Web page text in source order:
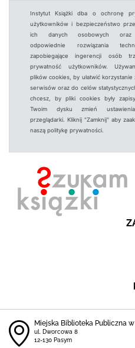
Instytut Książki dba o ochronę
użytkowników i bezpieczeństwo
ich danych osobowych oraz
odpowiednie rozwiązania
zapobiegające ingerencji osób
prywatność użytkowników.
plików cookies, by ułatwić korzystanie
serwisów oraz do celów
chcesz, by pliki cookies były
Twoim dysku zmień
przeglądarki. Kliknij "Zamknij" aby
naszą politykę prywatności.
Miejska Biblioteka Publiczna
ul. Dworcowa 8
12-130 Pasym